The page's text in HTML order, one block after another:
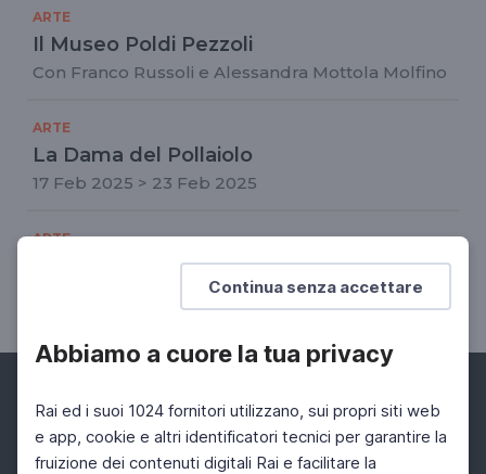
Continua senza accettare
Abbiamo a cuore la tua privacy
Rai ed i suoi 1024 fornitori utilizzano, sui propri siti web
e app, cookie e altri identificatori tecnici per garantire la
fruizione dei contenuti digitali Rai e facilitare la
ARTE
Il Museo Poldi Pezzoli
Con Franco Russoli e Alessandra Mottola Molfino
ARTE
La Dama del Pollaiolo
17 Feb 2025 > 23 Feb 2025
ARTE
Cesare Brandi: a tu per tu con De Litio
Le stravaganze di un artista del Quattrocento
Facebook Instagram Twitter